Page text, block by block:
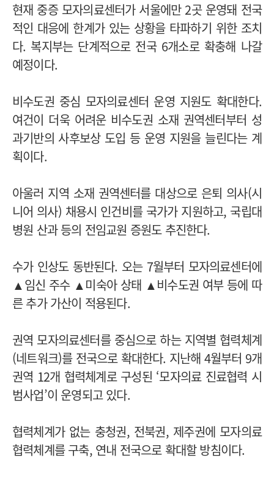
현재 중증 모자의료센터가 서울에만 2곳 운영돼 전국
적인 대응에 한계가 있는 상황을 타파하기 위한 조치
다. 복지부는 단계적으로 전국 6개소로 확충해 나갈
예정이다.
비수도권 중심 모자의료센터 운영 지원도 확대한다.
여건이 더욱 어려운 비수도권 소재 권역센터부터 성
과기반의 사후보상 도입 등 운영 지원을 늘린다는 계
획이다.
아울러 지역 소재 권역센터를 대상으로 은퇴 의사(시
니어 의사) 채용시 인건비를 국가가 지원하고, 국립대
병원 산과 등의 전임교원 증원도 추진한다.
수가 인상도 동반된다. 오는 7월부터 모자의료센터에
▲임신 주수 ▲미숙아 상태 ▲비수도권 여부 등에 따
른 추가 가산이 적용된다.
권역 모자의료센터를 중심으로 하는 지역별 협력체계
(네트워크)를 전국으로 확대한다. 지난해 4월부터 9개
권역 12개 협력체계로 구성된 ‘모자의료 진료협력 시
범사업’이 운영되고 있다.
협력체계가 없는 충청권, 전북권, 제주권에 모자의료
협력체계를 구축, 연내 전국으로 확대할 방침이다.